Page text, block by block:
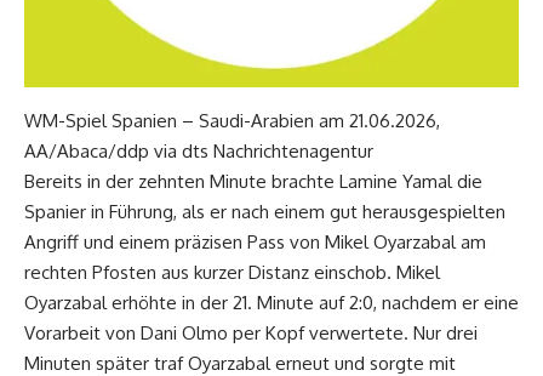
WM-Spiel Spanien – Saudi-Arabien am 21.06.2026,
AA/Abaca/ddp via dts Nachrichtenagentur
Bereits in der zehnten Minute brachte Lamine Yamal die
Spanier in Führung, als er nach einem gut herausgespielten
Angriff und einem präzisen Pass von Mikel Oyarzabal am
rechten Pfosten aus kurzer Distanz einschob. Mikel
Oyarzabal erhöhte in der 21. Minute auf 2:0, nachdem er eine
Vorarbeit von Dani Olmo per Kopf verwertete. Nur drei
Minuten später traf Oyarzabal erneut und sorgte mit